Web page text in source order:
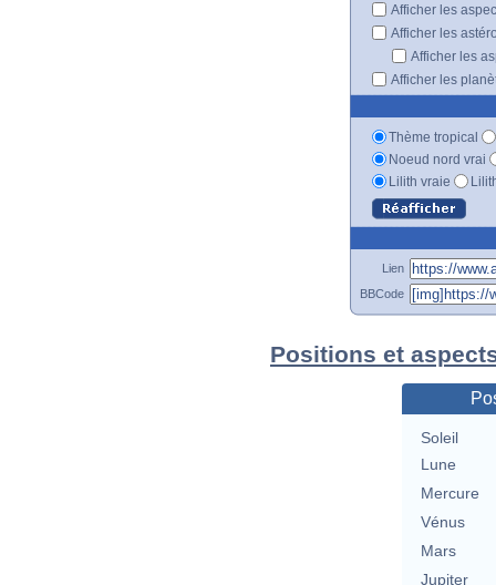
Afficher les
Afficher les
Afficher les
Afficher les
Thème tropical
Noeud nord vrai
Lilith vraie
Lien
BBCode
Positions et
Soleil
Lune
Mercure
Vénus
Mars
Jupiter